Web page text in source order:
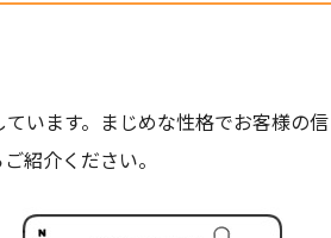
います。まじめな性格でお客様の信
紹介ください。